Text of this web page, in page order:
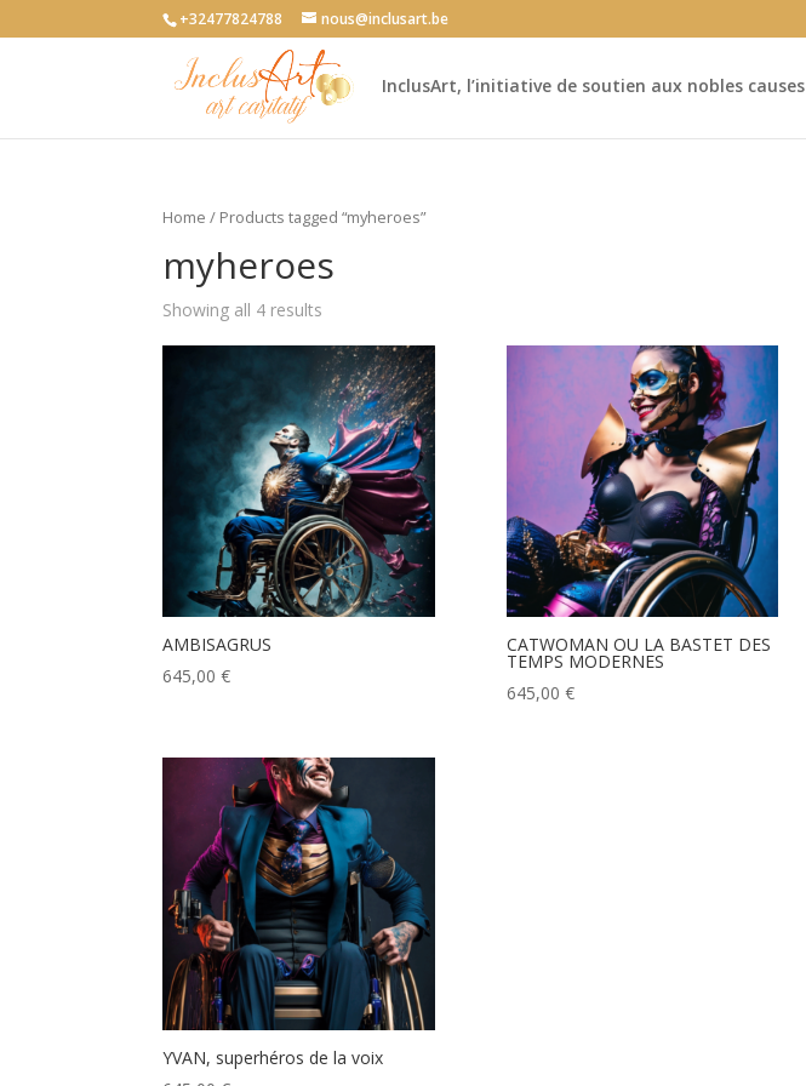
+32477824788 nous@inclusart.be
InclusArt, l’initiative de soutien aux nobles causes
Home / Products tagged “myheroes”
myheroes
Showing all 4 results
AMBISAGRUS
645,00€
CATWOMAN OU LA BASTET DES
TEMPS MODERNES
645,00 €
YVAN, superhéros de la voix